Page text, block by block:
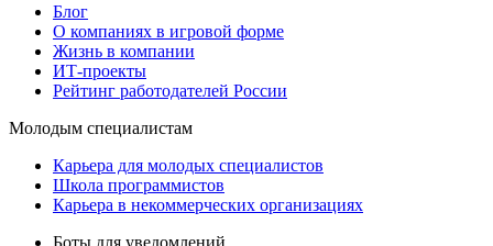
Блог
О компаниях в игровой форме
Жизнь в компании
ИТ-проекты
Рейтинг работодателей России
Молодым специалистам
Карьера для молодых специалистов
Школа программистов
Карьера в некоммерческих организациях
Боты для уведомлений